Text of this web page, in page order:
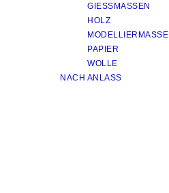
GIESSMASSEN
HOLZ
MODELLIERMASSE
PAPIER
WOLLE
NACH ANLASS